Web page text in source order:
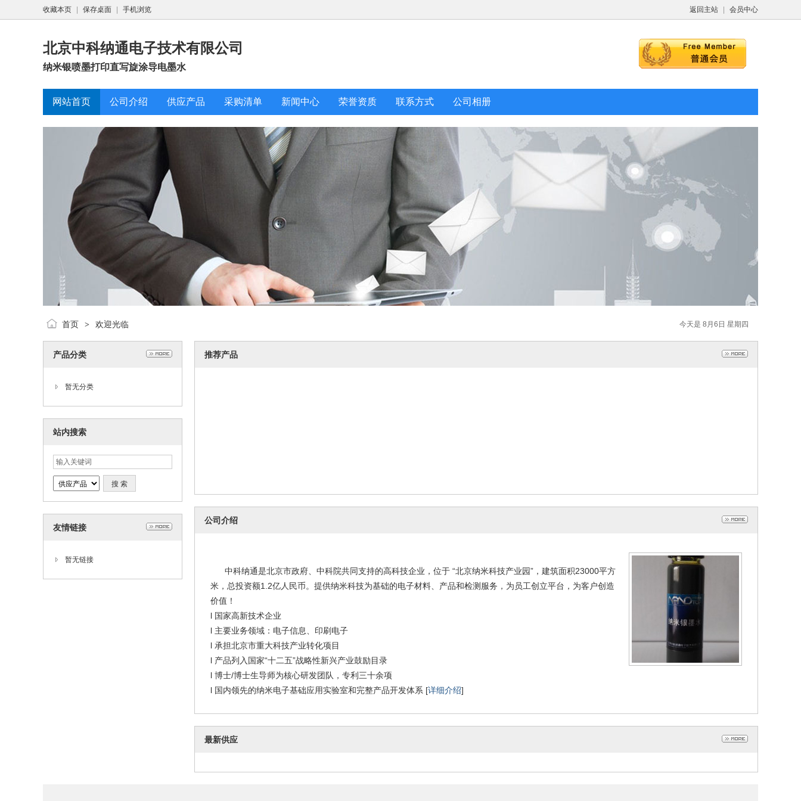
返回主站 会员中心
收藏本页 保存桌面 手机浏览
北京中科纳通电子技术有限公司
纳米银喷墨打印直写旋涂导电墨水
网站首页 公司介绍 供应产品 采购清单 新闻中心 荣誉资质 联系方式 公司相册
今天是 8月6日 星期四
首页 > 欢迎光临
产品分类
暂无分类
站内搜索
友情链接
暂无链接
推荐产品
公司介绍
中科纳通是北京市政府、中科院共同支持的高科技企业，位于 “北京纳米科技产业园”，建筑面积23000平方
米，总投资额1.2亿人民币。提供纳米科技为基础的电子材料、产品和检测服务，为员工创立平台，为客户创造
价值！
l 国家高新技术企业
l 主要业务领域：电子信息、印刷电子
l 承担北京市重大科技产业转化项目
l 产品列入国家“十二五”战略性新兴产业鼓励目录
l 博士/博士生导师为核心研发团队，专利三十余项
l 国内领先的纳米电子基础应用实验室和完整产品开发体系 [详细介绍]
最新供应